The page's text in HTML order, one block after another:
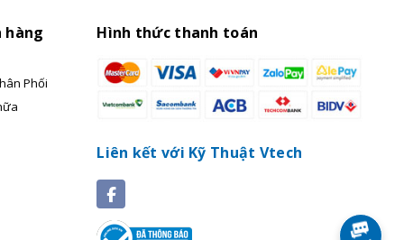
hàng
Phối
Hình thức thanh toán
Liên kết với Kỹ Thuật Vtech